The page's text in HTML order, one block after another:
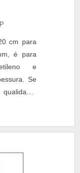
cm para
é para
e
Se
disso,
todos os